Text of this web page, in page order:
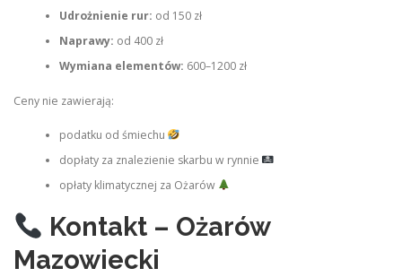
Udrożnienie rur: od 150 zł
Naprawy: od 400 zł
Wymiana elementów: 600–1200 zł
Ceny nie zawierają:
podatku od śmiechu
dopłaty za znalezienie skarbu w rynnie
opłaty klimatycznej za Ożarów
Kontakt – Ożarów
Mazowiecki